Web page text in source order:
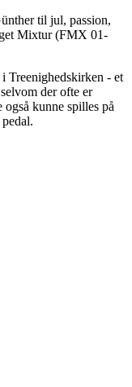
til jul, passion,
Mixtur (FMX 01-
Treenighedskirken - et
der ofte er
kunne spilles på